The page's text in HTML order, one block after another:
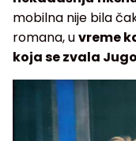
mobilna nije bila
romana, uvreme
koja se zvala